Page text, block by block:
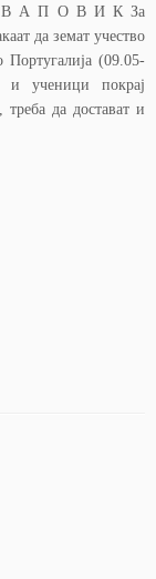
В А П О В И К За
да земат учество
(09.05-
и ученици покрај
да достават и